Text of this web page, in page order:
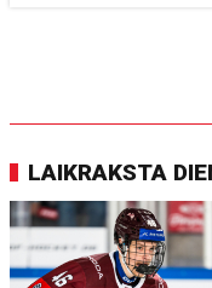
LAIKRAKSTA